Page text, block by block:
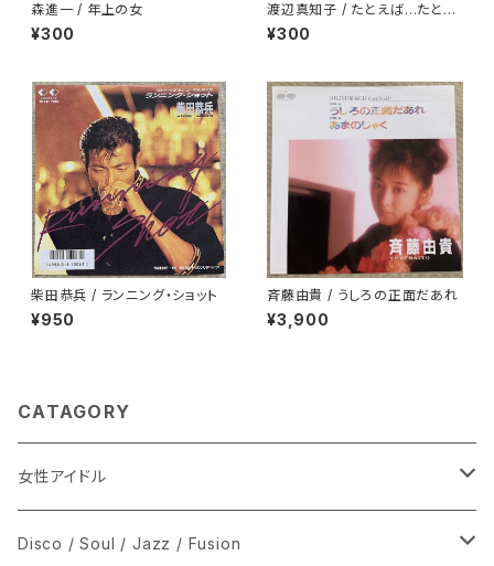
森進一 / 年上の女
¥300
渡辺真知子 / たとえば…たとえ
ば
¥300
柴田恭兵 / ランニング・ショット
¥950
斉藤由貴 / うしろの正面だあれ
¥3,900
CATAGORY
女性アイドル
シングル盤
Disco / Soul / Jazz / Fusion